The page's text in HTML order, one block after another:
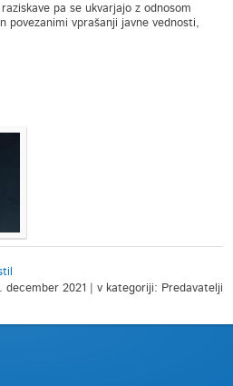
pa se ukvarjajo z odnosom
povezanimi vprašanji javne vednosti,
december 2021 | v kategoriji: Predavatelji